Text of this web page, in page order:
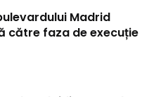
Madrid
către faza de execuție